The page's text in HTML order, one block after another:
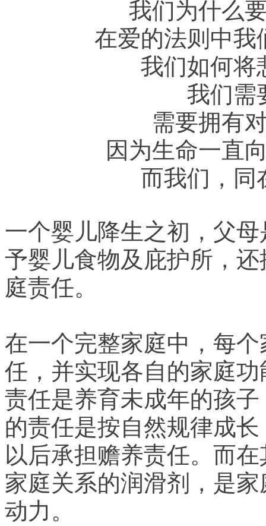
我们为什么
在爱的法则中
我们如何将
我们需
需要拥有
因为生命一直
而我们，同
一个婴儿降生之初，父
予婴儿食物及庇护所，
庭责任。
在一个完整家庭中，每
任，并实现各自的家庭
责任是养育未成年的孩
的责任是按自然规律成
以后承担赡养责任。而
家庭关系的润滑剂，是
动力。